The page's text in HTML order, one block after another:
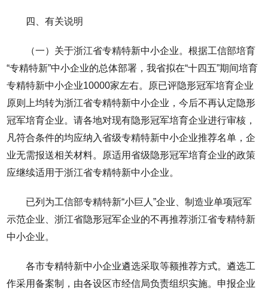
四、有关说明
（一）关于浙江省专精特新中小企业。根据工信部培育
“专精特新”中小企业的总体部署，我省拟在“十四五”期间培育
专精特新中小企业10000家左右。原已评隐形冠军培育企业
原则上均转为浙江省专精特新中小企业，今后不再认定隐形
冠军培育企业。请各地对现有隐形冠军培育企业进行审核，
凡符合条件的均应纳入省级专精特新中小企业推荐名单，企
业无需报送相关材料。原适用省级隐形冠军培育企业的政策
应继续适用于浙江省专精特新中小企业。
已列为工信部专精特新“小巨人”企业、制造业单项冠军
示范企业、浙江省隐形冠军企业的不再推荐浙江省专精特新
中小企业。
各市专精特新中小企业遴选采取等额推荐方式。遴选工
作采用备案制，由各设区市经信局负责组织实施。申报企业